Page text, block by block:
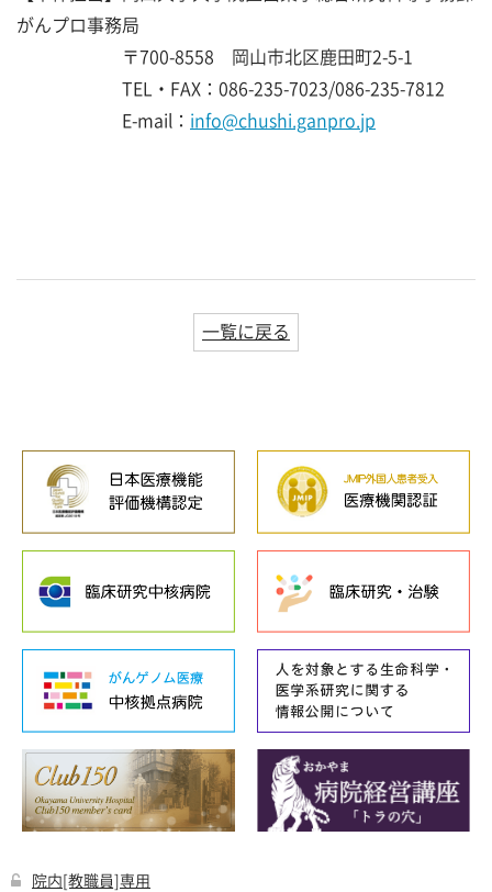
がんプロ事務局
〒700-8558 岡山市北区鹿田町2-5-1
TEL・FAX：086-235-7023/086-235-7812
E-mail： info@chushi.ganpro.jp
一覧に戻る
院内[教職員]専用